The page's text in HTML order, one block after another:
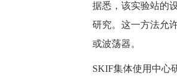
据悉，该实验站的
研究。这一方法允
或波荡器。
SKIF集体使用中心